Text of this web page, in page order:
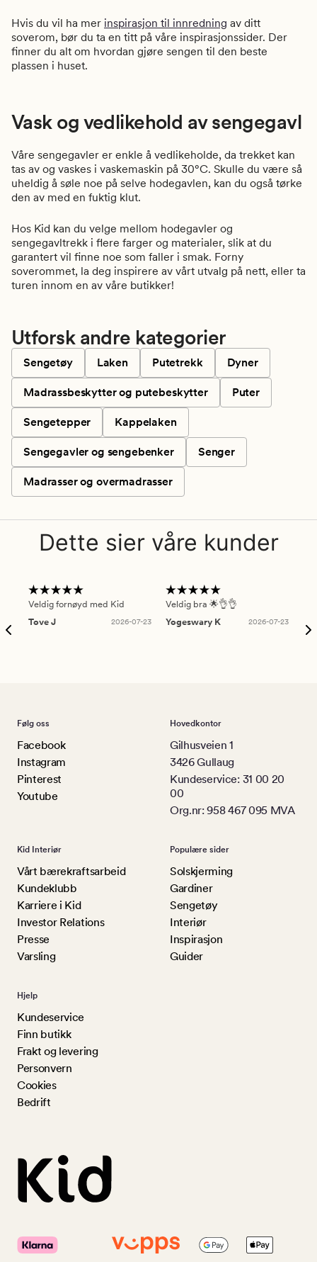
Hvis du vil ha mer inspirasjon til innredning av ditt
soverom, bør du ta en titt på våre inspirasjonssider. Der
finner du alt om hvordan gjøre sengen til den beste
plassen i huset.
Vask og vedlikehold av sengegavl
Våre sengegavler er enkle å vedlikeholde, da trekket kan
tas av og vaskes i vaskemaskin på 30°C. Skulle du være så
uheldig å søle noe på selve hodegavlen, kan du også tørke
den av med en fuktig klut.
Hos Kid kan du velge mellom hodegavler og
sengegavltrekk i flere farger og materialer, slik at du
garantert vil finne noe som faller i smak. Forny
soverommet, la deg inspirere av vårt utvalg på nett, eller ta
turen innom en av våre butikker!
Utforsk andre kategorier
Sengetøy Laken Putetrekk Dyner
Madrassbeskytter og putebeskytter Puter
Sengetepper Kappelaken
Sengegavler og sengebenker Senger
Madrasser og overmadrasser
Dette sier våre kunder
Veldig fornøyd med Kid
Tove J
2026-07-23
Veldig bra 🌟👌👌
Yogeswary K
2026-07-23
Følg oss
Facebook
Instagram
Pinterest
Youtube
Hovedkontor
Gilhusveien 1
3426 Gullaug
Kundeservice: 31 00 20
00
Org.nr: 958 467 095 MVA
Kid Interiør
Vårt bærekraftsarbeid
Kundeklubb
Karriere i Kid
Investor Relations
Presse
Varsling
Populære sider
Solskjerming
Gardiner
Sengetøy
Interiør
Inspirasjon
Guider
Hjelp
Kundeservice
Finn butikk
Frakt og levering
Personvern
Cookies
Bedrift